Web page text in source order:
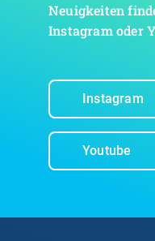
Neuigkeiten
Instagram oder
Instagram
Youtube